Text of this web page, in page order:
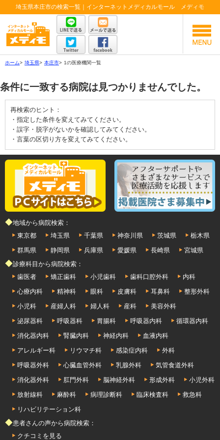
埼玉県本庄市の検索一覧｜インターネットメディカルモール メディモ
ホーム> 埼玉県> 本庄市> 1の医療機関一覧
条件に一致する病院は見つかりませんでした。
再検索のヒント：
・指定した条件を変えてみてください。
・誤字・脱字がないかを確認してみてください。
・言葉の区切り方を変えてみてください。
◆地域から病院検索：
東京都
埼玉県 千葉県 神奈川県 茨城県
栃木県
群馬県
静岡県 兵庫県 愛媛県 長崎県
宮城県
◆診療科目から病院検索：
歯医者
矯正歯科 小児歯科 歯科口腔外科
内科
心療内科
精神科 眼科 皮膚科 耳鼻科
整形外科
小児科
産婦人科 婦人科 産科
美容外科
泌尿器科
呼吸器科 胃腸科 呼吸器内科
循環器内科
消化器内科
腎臓内科 神経内科
血液内科
アレルギー科
リウマチ科 感染症内科
外科
呼吸器外科
心臓血管外科 乳腺外科
気管食道外科
消化器外科
肛門外科 脳神経外科 形成外科
小児外科
放射線科
麻酔科 病理診断科 臨床検査科
救急科
リハビリテーション科
◆患者さんの声から病院検索：
クチコミを見る